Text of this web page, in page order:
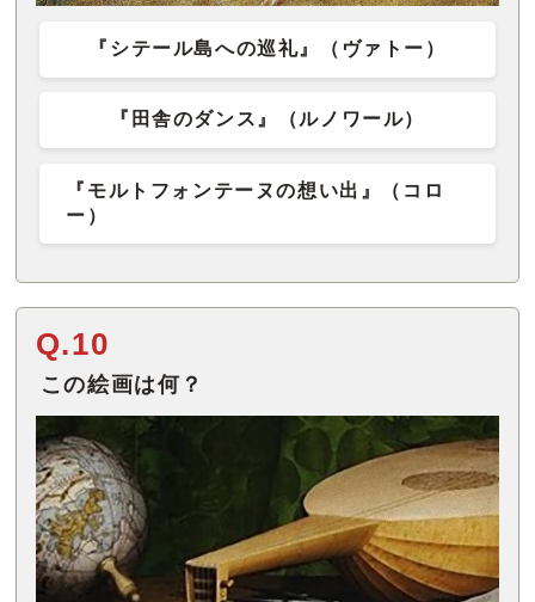
『シテール島への巡礼』（ヴァトー）
『田舎のダンス』（ルノワール）
『モルトフォンテーヌの想い出』（コロ
ー）
Q.10
この絵画は何？